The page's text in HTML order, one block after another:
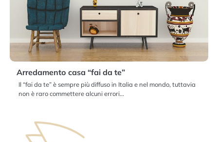
Arredamento casa “fai da te”
Il “fai da te” è sempre più diffuso in Italia e nel mondo, tuttavia
non è raro commettere alcuni errori…